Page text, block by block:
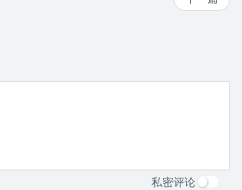
私密评论